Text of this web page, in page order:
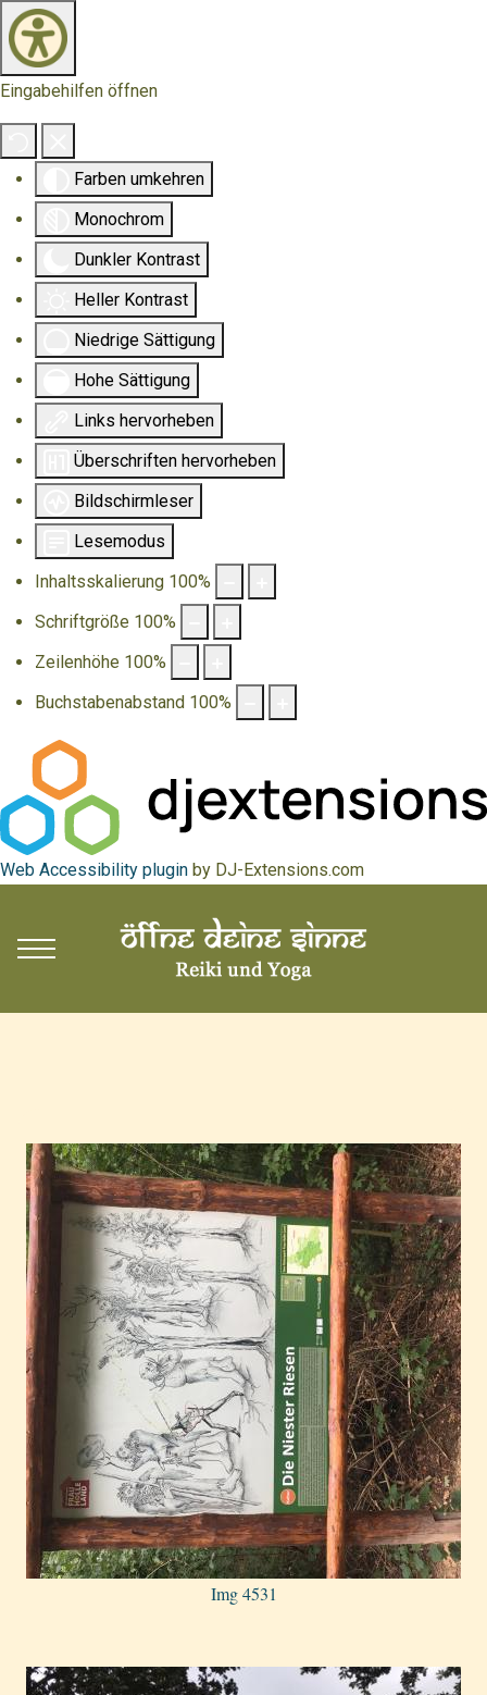
Eingabehilfen öffnen
Farben umkehren
Monochrom
Dunkler Kontrast
Heller Kontrast
Niedrige Sättigung
Hohe Sättigung
Links hervorheben
Überschriften hervorheben
Bildschirmleser
Lesemodus
Inhaltsskalierung 100%
Schriftgröße 100%
Zeilenhöhe 100%
Buchstabenabstand 100%
Web Accessibility plugin by DJ-Extensions.com
Mobile Menu Toggle
Img 4531